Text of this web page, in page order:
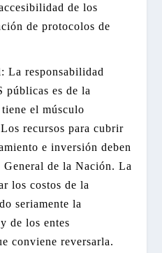
de los
de protocolos de
La responsabilidad
públicas es de la
el músculo
recursos para cubrir
e inversión deben
General de la Nación. La
los costos de la
seriamente la
de los entes
conviene reversarla.